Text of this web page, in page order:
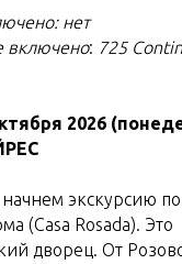
нет
включено: 725
2026
экскурсию по
(Casa Rosada). Это
дворец. От